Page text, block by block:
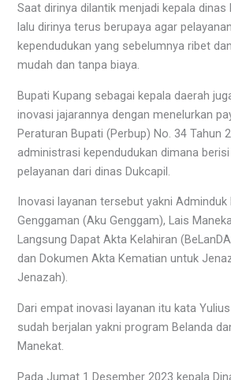
Saat dirinya dilantik menjadi kepala dinas
lalu dirinya terus berupaya agar
kependudukan yang sebelumnya ribet
mudah dan tanpa biaya.
Bupati Kupang sebagai kepala daerah
inovasi jajarannya dengan menelurkan
Peraturan Bupati (Perbup) No. 34 Tahun
administrasi kependudukan dimana
pelayanan dari dinas Dukcapil.
Inovasi layanan tersebut yakni Adminduk
Genggaman (Aku Genggam), Lais
Langsung Dapat Akta Kelahiran
dan Dokumen Akta Kematian untuk
Jenazah).
Dari empat inovasi layanan itu kata
sudah berjalan yakni program Belanda
Manekat.
Pada Jumat 1 Desember 2023 kepala